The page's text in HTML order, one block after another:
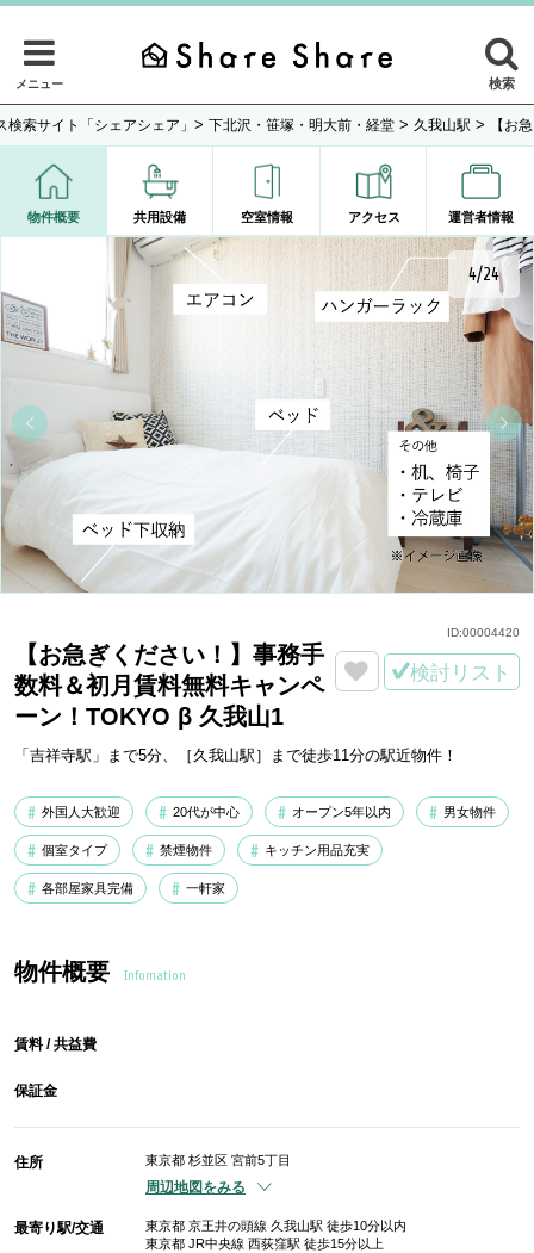
メニュー 検索
検索サイト「シェアシェア」 > 下北沢・笹塚・明大前・経堂 > 久我山駅 > 【お
物件概要 共用設備 空室情報 アクセス 運営者情報
4/24
【お急ぎください！】事務手
数料＆初月賃料無料キャンペ
ーン！TOKYO β 久我山1
「吉祥寺駅」まで5分、［久我山駅］まで徒歩11分の駅近物件！
検討リスト
外国人大歓迎 20代が中心 オープン5年以内 男女物件
個室タイプ 禁煙物件 キッチン用品充実
各部屋家具完備 一軒家
ID:00004420
物件概要 Infomation
賃料 / 共益費
保証金
住所 東京都 杉並区 宮前5丁目
周辺地図をみる
最寄り駅/交通
東京都 京王井の頭線 久我山駅 徒歩10分以内
東京都 JR中央線 西荻窪駅 徒歩15分以上